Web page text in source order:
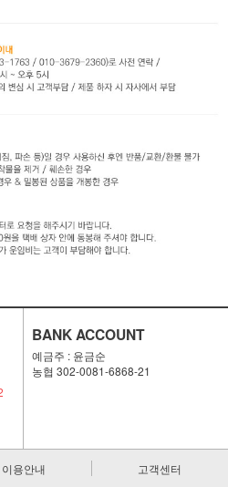
BANK ACCOUNT
예금주 : 윤금순
농협 302-0081-6868-21
이용안내 고객센터